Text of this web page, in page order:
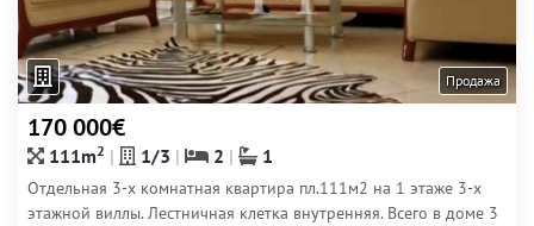
Продажа
170 000€
111m2 1/3 2 1
Отдельная 3-х комнатная квартира пл.111м2 на 1 этаже 3-х
этажной виллы. Лестничная клетка внутренняя. Всего в доме 3